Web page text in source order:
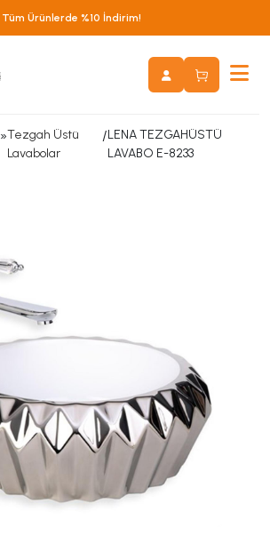
Tüm Ürünlerde %10 İndirim!
»Tezgah Üstü
Lavabolar
/LENA TEZGAHÜSTÜ
LAVABO E-8233